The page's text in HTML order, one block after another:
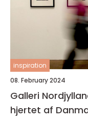
inspiration
08. February 2024
Galleri
hjertet af